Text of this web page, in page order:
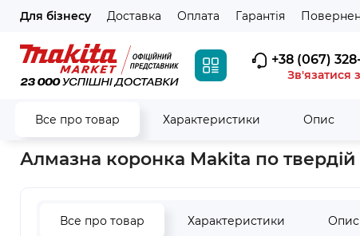
Для бізнесу Доставка Оплата Гарантія
+38 (067)
Зв'язатися
Все про товар Характеристики Опис
Головна Витратні матеріали Свердла, коронки Алмазні
Алмазна коронка Makita по
Все про товар Характеристики Опис